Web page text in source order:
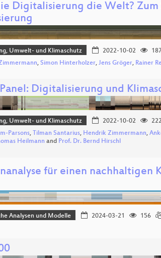
Digitalisierung die Welt?
Umwelt- und Klimaschutz 2022-10-02
, Simon Hinterholzer, Jens Gröger, Rainer
Digitalisierung und
Umwelt- und Klimaschutz 2022-10-02
Parsons, Tilman Santarius, Hendrik Zimmermann,
Heilmann and Prof. Dr. Bernd Hirschl
für einen nachhaltigen
Analysen und Modelle 2024-03-21 156